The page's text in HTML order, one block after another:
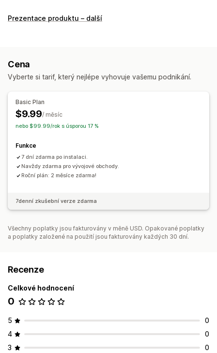
Prezentace produktu – další
Cena
Vyberte si tarif, který nejlépe vyhovuje vašemu podnikání.
Basic Plan
$9.99/ měsíc
nebo $99.99/rok s úsporou 17 %
Funkce
7 dní zdarma po instalaci.
Navždy zdarma pro vývojové obchody.
Roční plán: 2 měsíce zdarma!
7denní zkušební verze zdarma
Všechny poplatky jsou fakturovány v měně USD. Opakované poplatky
a poplatky založené na použití jsou fakturovány každých 30 dní.
Recenze
Celkové hodnocení
0
5
0
4
0
3
0